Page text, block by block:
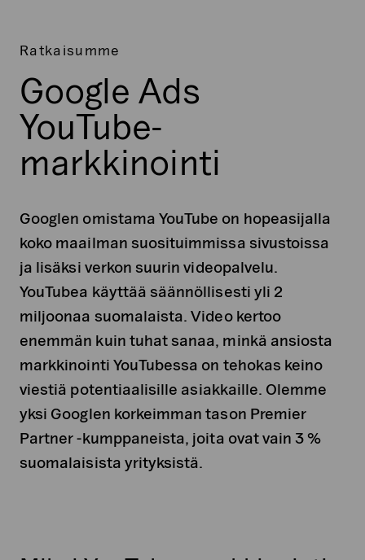
Ratkaisumme
Google Ads
YouTube-
markkinointi
Googlen omistama YouTube on hopeasijalla
koko maailman suosituimmissa sivustoissa
ja lisäksi verkon suurin videopalvelu.
YouTubea käyttää säännöllisesti yli 2
miljoonaa suomalaista. Video kertoo
enemmän kuin tuhat sanaa, minkä ansiosta
markkinointi YouTubessa on tehokas keino
viestiä potentiaalisille asiakkaille. Olemme
yksi Googlen korkeimman tason Premier
Partner -kumppaneista, joita ovat vain 3 %
suomalaisista yrityksistä.